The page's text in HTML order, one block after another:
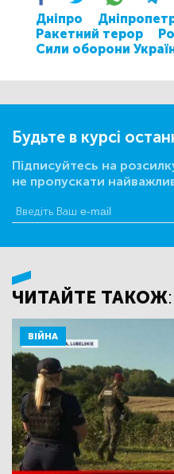
Дніпро
Ракетний терор
Сили оборони
Будьте в курсі
Підписуйтесь на
не пропускати
ЧИТАЙТЕ ТАКОЖ:
ВІЙНА